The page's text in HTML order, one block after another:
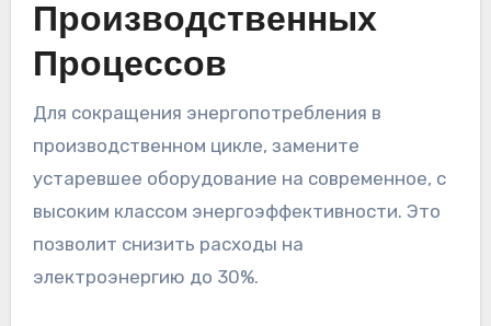
Производственных
Процессов
Для сокращения энергопотребления в
производственном цикле, замените
устаревшее оборудование на современное, с
высоким классом энергоэффективности. Это
позволит снизить расходы на
электроэнергию до 30%.